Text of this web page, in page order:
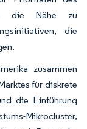
die Nähe zu
die
zusammen
für diskrete
die Einführung
Mikrocluster,